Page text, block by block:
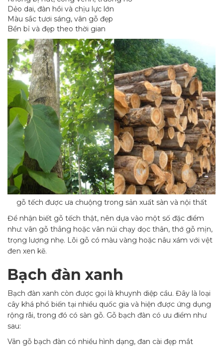
Dẻo dai, đàn hồi và chịu lực lớn
Màu sắc tươi sáng, vân gỗ đẹp
Bền bỉ và đẹp theo thời gian
gỗ tếch được ưa chuộng trong sản xuất sàn và nội thất
Để nhận biết gỗ tếch thật, nên dựa vào một số đặc điểm
như: vân gỗ thẳng hoặc vân núi chạy dọc thân, thớ gỗ mịn,
trọng lượng nhẹ. Lõi gỗ có màu vàng hoặc nâu xám với vệt
đen xen kẽ.
Bạch đàn xanh
Bạch đàn xanh còn được gọi là khuynh diệp cầu. Đây là loại
cây khá phổ biến tại nhiều quốc gia và hiện được ứng dụng
rộng rãi, trong đó có sàn gỗ. Gỗ bạch đàn có ưu điểm như
sau:
Vân gỗ bạch đàn có nhiều hình dạng, đan cài đẹp mắt